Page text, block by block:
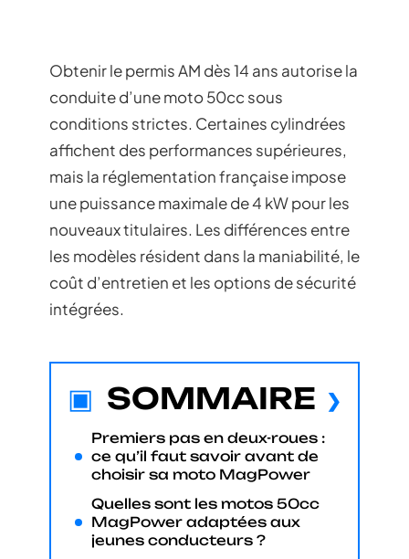
Obtenir le permis AM dès 14 ans autorise la
conduite d’une moto 50cc sous
conditions strictes. Certaines cylindrées
affichent des performances supérieures,
mais la réglementation française impose
une puissance maximale de 4 kW pour les
nouveaux titulaires. Les différences entre
les modèles résident dans la maniabilité, le
coût d’entretien et les options de sécurité
intégrées.
SOMMAIRE
Premiers pas en deux-roues :
ce qu’il faut savoir avant de
choisir sa moto MagPower
Quelles sont les motos 50cc
MagPower adaptées aux
jeunes conducteurs ?